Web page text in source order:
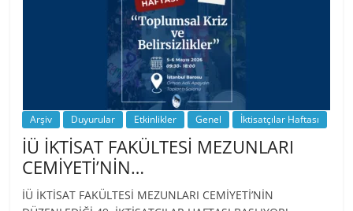
Arşiv Duyurular Etkinlikler Genel İktisatçılar Haftası
İÜ İKTİSAT FAKÜLTESİ MEZUNLARI
CEMİYETİ’NİN…
İÜ İKTİSAT FAKÜLTESİ MEZUNLARI CEMİYETİ’NİN